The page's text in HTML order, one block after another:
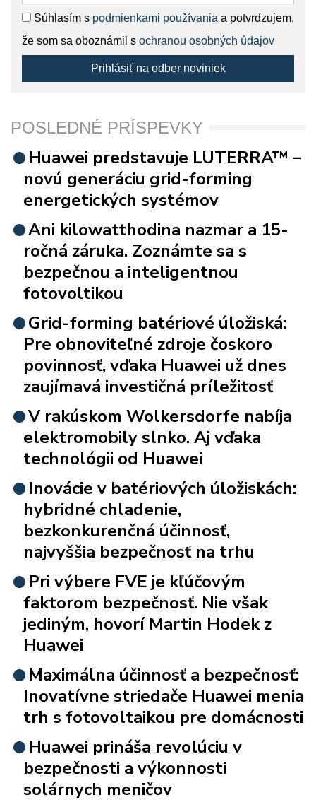
Súhlasím s podmienkami používania a potvrdzujem,
že som sa oboznámil s ochranou osobných údajov
Prihlásiť na odber noviniek
POSLEDNÉ PRÍSPEVKY
Huawei predstavuje LUTERRA™ –
novú generáciu grid-forming
energetických systémov
Ani kilowatthodina nazmar a 15-
ročná záruka. Zoznámte sa s
bezpečnou a inteligentnou
fotovoltikou
Grid-forming batériové úložiská:
Pre obnoviteľné zdroje čoskoro
povinnosť, vďaka Huawei už dnes
zaujímavá investičná príležitosť
V rakúskom Wolkersdorfe nabíja
elektromobily slnko. Aj vďaka
technológii od Huawei
Inovácie v batériových úložiskách:
hybridné chladenie,
bezkonkurenčná účinnosť,
najvyššia bezpečnosť na trhu
Pri výbere FVE je kľúčovým
faktorom bezpečnosť. Nie však
jediným, hovorí Martin Hodek z
Huawei
Maximálna účinnosť a bezpečnosť:
Inovatívne striedače Huawei menia
trh s fotovoltaikou pre domácnosti
Huawei prináša revolúciu v
bezpečnosti a výkonnosti
solárnych meničov